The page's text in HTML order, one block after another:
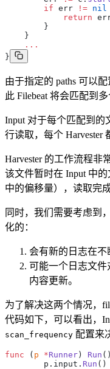
        if
err != nil
            return
        }
    }
    ...
}
由于指定的 paths 可以
此 Filebeat 将会匹配到多
Input 对于每个匹配到的
行读取，每个 Harvester
Harvester 的工作流程非
该文件暂时在 Input 中
中的偏移量），读取完
同时，我们需要考虑到
化的：
会有新的日志在不
可能一个日志文件
内容更新。
为了解决这两个情况，
代码如下，可以看出，
scan_frequency 配置来
func ( p *Runner ) Run
	p.input.
Run ()